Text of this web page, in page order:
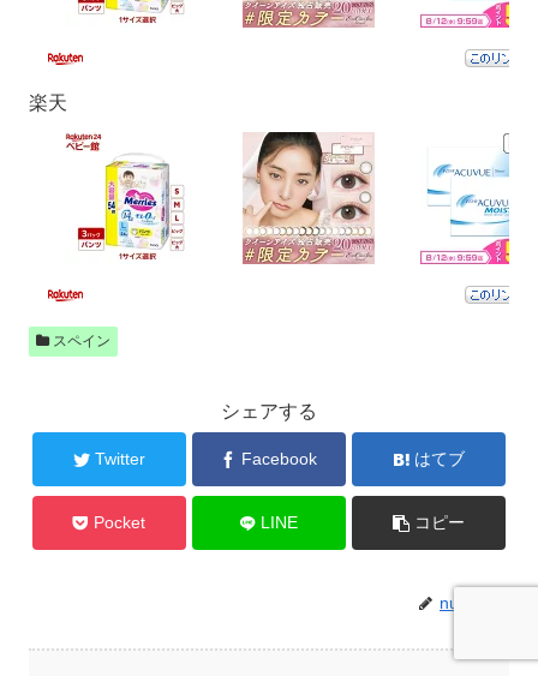
楽天
スペイン
シェアする
Twitter Facebook はてブ
Pocket LINE コピー
nuepue